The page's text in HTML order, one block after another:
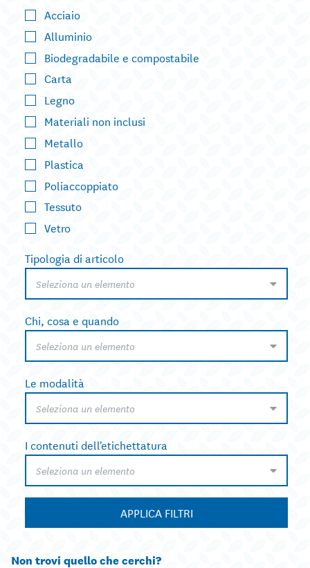
Acciaio
Alluminio
Biodegradabile e compostabile
Carta
Legno
Materiali non inclusi
Metallo
Plastica
Poliaccoppiato
Tessuto
Vetro
Tipologia di articolo
Seleziona un elemento
Chi, cosa e quando
Seleziona un elemento
Le modalità
Seleziona un elemento
I contenuti dell'etichettatura
Seleziona un elemento
APPLICA FILTRI
Non trovi quello che cerchi?